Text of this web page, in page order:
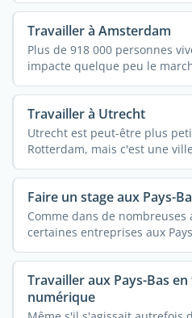
Travailler à Amsterdam
Plus de 918 000 personnes
impacte quelque peu le
Travailler à Utrecht
Utrecht est peut-être plus
Rotterdam, mais c'est une
Faire un stage aux Pays-
Comme dans de
certaines entreprises aux
ayez ...
Travailler aux Pays-Bas
numérique